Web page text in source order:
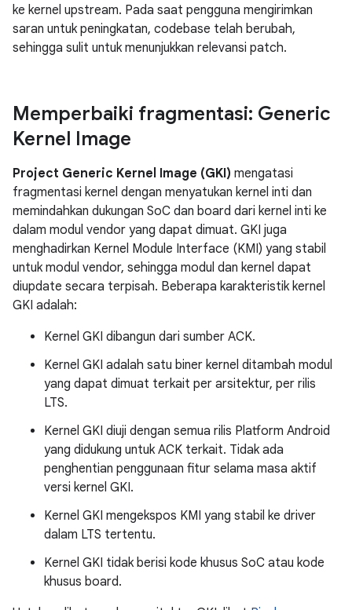
ke kernel upstream. Pada saat pengguna mengirimkan
saran untuk peningkatan, codebase telah berubah,
sehingga sulit untuk menunjukkan relevansi patch.
Memperbaiki fragmentasi: Generic
Kernel Image
Project Generic Kernel Image (GKI) mengatasi
fragmentasi kernel dengan menyatukan kernel inti dan
memindahkan dukungan SoC dan board dari kernel inti ke
dalam modul vendor yang dapat dimuat. GKI juga
menghadirkan Kernel Module Interface (KMI) yang stabil
untuk modul vendor, sehingga modul dan kernel dapat
diupdate secara terpisah. Beberapa karakteristik kernel
GKI adalah:
Kernel GKI dibangun dari sumber ACK.
Kernel GKI adalah satu biner kernel ditambah modul
yang dapat dimuat terkait per arsitektur, per rilis
LTS.
Kernel GKI diuji dengan semua rilis Platform Android
yang didukung untuk ACK terkait. Tidak ada
penghentian penggunaan fitur selama masa aktif
versi kernel GKI.
Kernel GKI mengekspos KMI yang stabil ke driver
dalam LTS tertentu.
Kernel GKI tidak berisi kode khusus SoC atau kode
khusus board.